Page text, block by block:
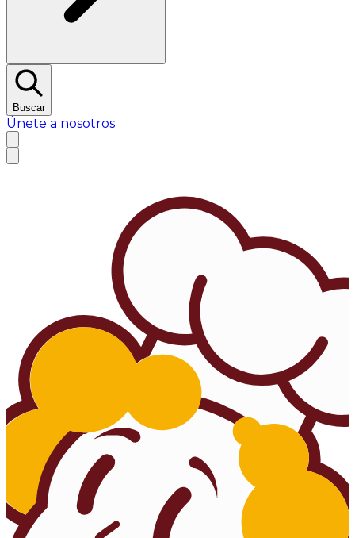
Buscar
Únete a nosotros